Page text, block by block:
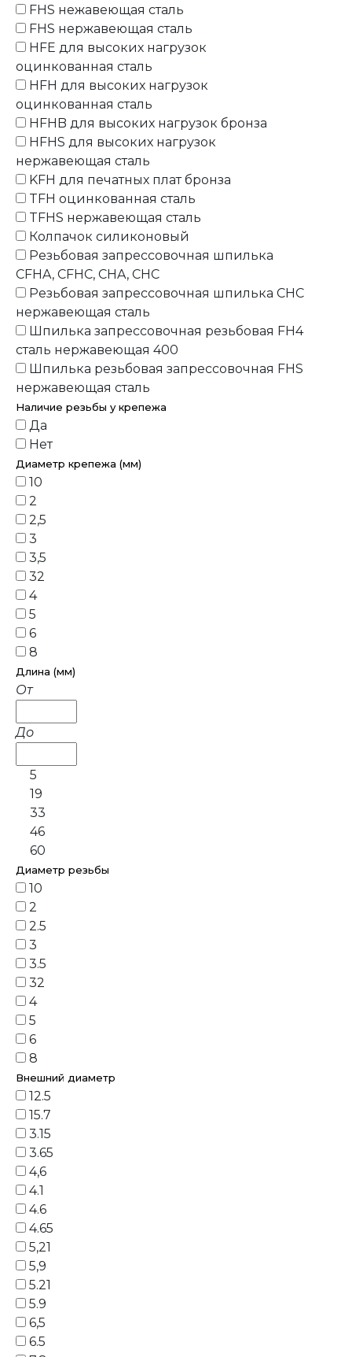
FHS нежавеющая сталь
FHS нержавеющая сталь
HFE для высоких нагрузок
оцинкованная сталь
HFH для высоких нагрузок
оцинкованная сталь
HFHB для высоких нагрузок бронза
HFHS для высоких нагрузок
нержавеющая сталь
KFH для печатных плат бронза
TFH оцинкованная сталь
TFHS нержавеющая сталь
Колпачок силиконовый
Резьбовая запрессовочная шпилька
CFHA, CFHC, CHA, CHC
Резьбовая запрессовочная шпилька CHC
нержавеющая сталь
Шпилька запрессовочная резьбовая FH4
сталь нержавеющая 400
Шпилька резьбовая запрессовочная FHS
нержавеющая сталь
Наличие резьбы у крепежа
Да
Нет
Диаметр крепежа (мм)
10
2
2,5
3
3,5
32
4
5
6
8
Длина (мм)
От
До
5
19
33
46
60
Диаметр резьбы
10
2
2.5
3
3.5
32
4
5
6
8
Внешний диаметр
12.5
15.7
3.15
3.65
4,6
4.1
4.6
4.65
5,21
5,9
5.21
5.9
6,5
6.5